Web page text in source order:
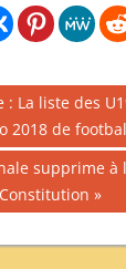
: La liste des
2018 de
supprime à